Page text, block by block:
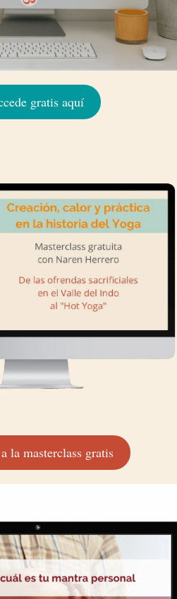
gratis aquí
la masterclass gratis